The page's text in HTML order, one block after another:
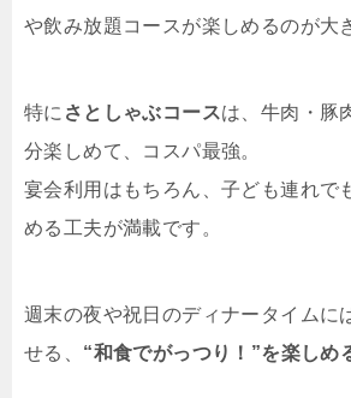
や飲み放題コースが楽しめるのが大
特に さとしゃぶコースは、牛肉・豚
分楽しめて、コスパ最強。
宴会利用はもちろん、子ども連れで
める工夫が満載です。
週末の夜や祝日のディナータイムに
せる、 “和食でがっつり！”を楽しめ